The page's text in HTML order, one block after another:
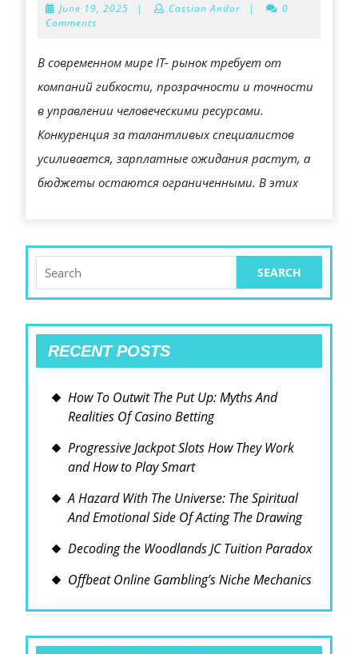
ПОМОЩНИК
НАЙМЕ,
УДЕРЖАНИИ
И
МОТИВАЦИИ
СОТРУДНИКОВ
June 19, 2025 June
| Cassian Andor |
0
Comments
В современном мире IT- рынок требует от
компаний гибкости, прозрачности и точности
в управлении человеческими ресурсами.
Конкуренция за талантливых специалистов
усиливается, зарплатные ожидания растут, а
бюджеты остаются ограниченными. В этих
for:
RECENT POSTS
How To Outwit The Put Up: Myths And
Realities Of Casino Betting
Progressive Jackpot Slots How They Work
and How to Play Smart
A Hazard With The Universe: The Spiritual
And Emotional Side Of Acting The Drawing
Decoding the Woodlands JC Tuition Paradox
Offbeat Online Gambling’s Niche Mechanics